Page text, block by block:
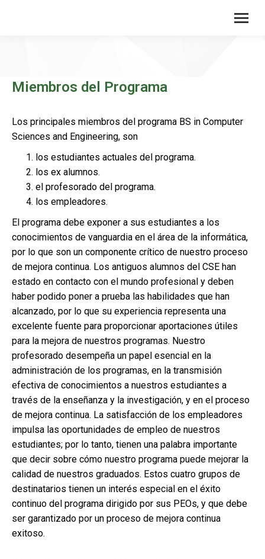
Miembros del Programa
Los principales miembros del programa BS in Computer
Sciences and Engineering, son
los estudiantes actuales del programa.
los ex alumnos.
el profesorado del programa.
los empleadores.
El programa debe exponer a sus estudiantes a los
conocimientos de vanguardia en el área de la informática,
por lo que son un componente crítico de nuestro proceso
de mejora continua. Los antiguos alumnos del CSE han
estado en contacto con el mundo profesional y deben
haber podido poner a prueba las habilidades que han
alcanzado, por lo que su experiencia representa una
excelente fuente para proporcionar aportaciones útiles
para la mejora de nuestros programas. Nuestro
profesorado desempeña un papel esencial en la
administración de los programas, en la transmisión
efectiva de conocimientos a nuestros estudiantes a
través de la enseñanza y la investigación, y en el proceso
de mejora continua. La satisfacción de los empleadores
impulsa las oportunidades de empleo de nuestros
estudiantes; por lo tanto, tienen una palabra importante
que decir sobre cómo nuestro programa puede mejorar la
calidad de nuestros graduados. Estos cuatro grupos de
destinatarios tienen un interés especial en el éxito
continuo del programa dirigido por sus PEOs, y que debe
ser garantizado por un proceso de mejora continua
exitoso.